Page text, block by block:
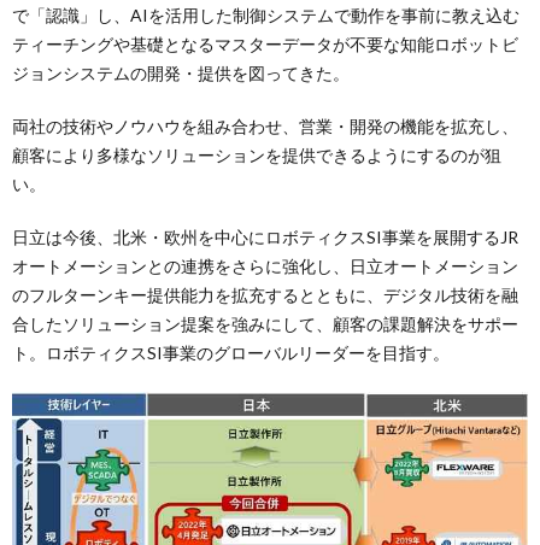
で「認識」し、AIを活用した制御システムで動作を事前に教え込む
ティーチングや基礎となるマスターデータが不要な知能ロボットビ
ジョンシステムの開発・提供を図ってきた。
両社の技術やノウハウを組み合わせ、営業・開発の機能を拡充し、
顧客により多様なソリューションを提供できるようにするのが狙
い。
日立は今後、北米・欧州を中心にロボティクスSI事業を展開するJR
オートメーションとの連携をさらに強化し、日立オートメーション
のフルターンキー提供能力を拡充するとともに、デジタル技術を融
合したソリューション提案を強みにして、顧客の課題解決をサポー
ト。ロボティクスSI事業のグローバルリーダーを目指す。